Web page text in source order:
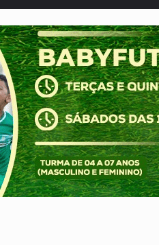
43 anos de emancipação
sobre presença de plástico
e atacam casal de
apreendem cerca de 1kg
escolhe Alfredo
e carro provoca lentidão